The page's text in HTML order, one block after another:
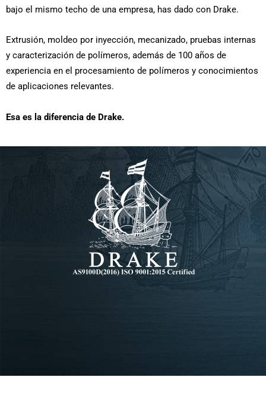
bajo el mismo techo de una empresa, has dado con Drake.
Extrusión, moldeo por inyección, mecanizado, pruebas internas
y caracterización de polímeros, además de 100 años de
experiencia en el procesamiento de polímeros y conocimientos
de aplicaciones relevantes.
Esa es la diferencia de Drake.